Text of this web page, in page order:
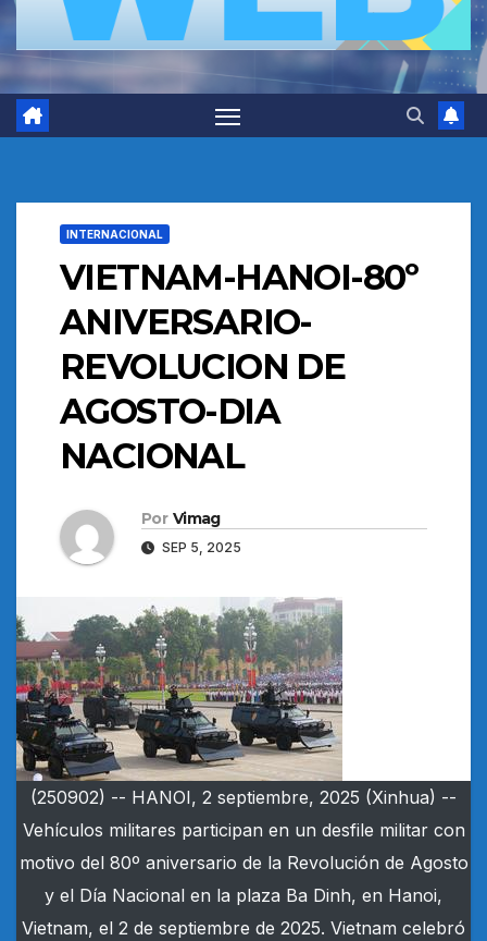
INTERNACIONAL
VIETNAM-HANOI-80º
ANIVERSARIO-
REVOLUCION DE
AGOSTO-DIA
NACIONAL
Por Vimag
SEP 5, 2025
(250902) -- HANOI, 2 septiembre, 2025 (Xinhua) --
Vehículos militares participan en un desfile militar con
motivo del 80º aniversario de la Revolución de Agosto
y el Día Nacional en la plaza Ba Dinh, en Hanoi,
Vietnam, el 2 de septiembre de 2025. Vietnam celebró